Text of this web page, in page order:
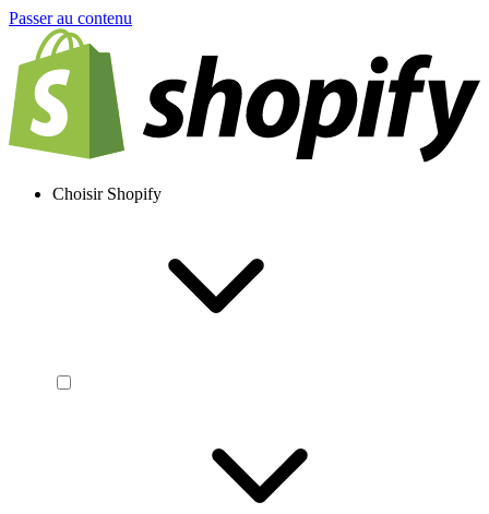
Passer au contenu
Choisir Shopify